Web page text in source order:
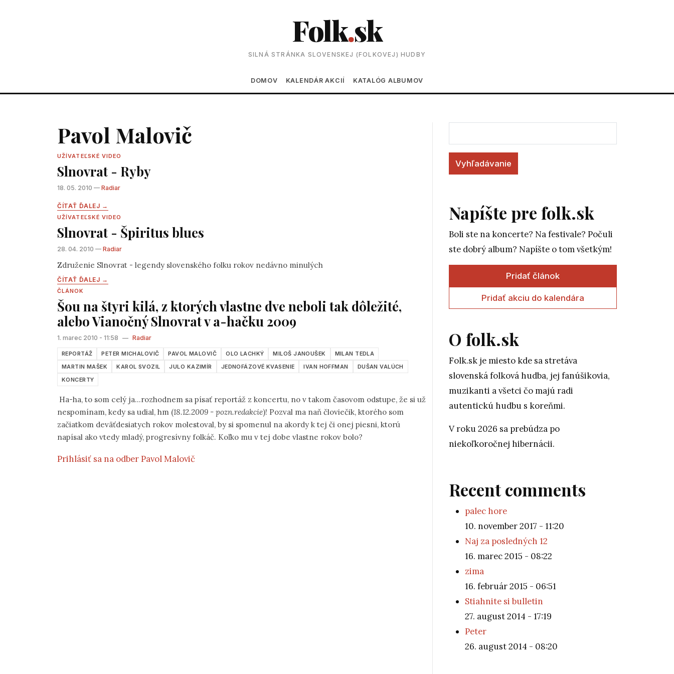
Folk.sk
SILNÁ STRÁNKA SLOVENSKEJ (FOLKOVEJ) HUDBY
Main navigation
DOMOV KALENDÁR AKCIÍ KATALÓG ALBUMOV
Pavol Malovič
UŽÍVATEĽSKÉ VIDEO
Slnovrat - Ryby
18. 05. 2010 — Radiar
ČÍTAŤ ĎALEJ →
UŽÍVATEĽSKÉ VIDEO
Slnovrat - Špiritus blues
28. 04. 2010 — Radiar
Združenie Slnovrat - legendy slovenského folku rokov nedávno minulých
ČÍTAŤ ĎALEJ →
ČLÁNOK
Šou na štyri kilá, z ktorých vlastne dve neboli tak dôležité,
alebo Vianočný Slnovrat v a-hačku 2009
1. marec 2010 - 11:58 — Radiar
REPORTÁŽ PETER MICHALOVIČ PAVOL MALOVIČ OLO LACHKÝ MILOŠ JANOUŠEK
MILAN TEDLA
MARTIN MAŠEK
KAROL SVOZIL JULO KAZIMÍR JEDNOFÁZOVÉ KVASENIE IVAN HOFFMAN
DUŠAN VALÚCH
KONCERTY
Ha-ha, to som celý ja...rozhodnem sa písať reportáž z koncertu, no v takom časovom odstupe, že si už
nespomínam, kedy sa udial, hm (18.12.2009 - pozn.redakcie)! Pozval ma naň človiečik, ktorého som
začiatkom deväťdesiatych rokov molestoval, by si spomenul na akordy k tej či onej piesni, ktorú
napísal ako vtedy mladý, progresívny folkáč. Koľko mu v tej dobe vlastne rokov bolo?
Prihlásiť sa na odber Pavol Malovič
Napíšte pre folk.sk
Boli ste na koncerte? Na festivale? Počuli
ste dobrý album? Napíšte o tom všetkým!
Pridať článok
Pridať akciu do kalendára
O folk.sk
Folk.sk je miesto kde sa stretáva
slovenská folková hudba, jej fanúšikovia,
muzikanti a všetci čo majú radi
autentickú hudbu s koreňmi.
V roku 2026 sa prebúdza po
niekoľkoročnej hibernácii.
Recent comments
palec hore
10. november 2017 - 11:20
Naj za posledných 12
16. marec 2015 - 08:22
zima
16. február 2015 - 06:51
Stiahnite si bulletin
27. august 2014 - 17:19
Peter
26. august 2014 - 08:20